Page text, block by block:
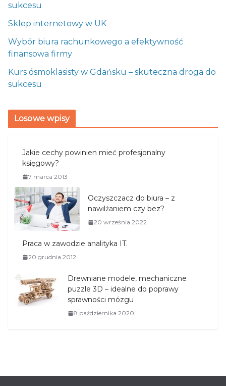
sukcesu
Sklep internetowy w UK
Wybór biura rachunkowego a efektywność
finansowa firmy
Kurs ósmoklasisty w Gdańsku – skuteczna droga do
sukcesu
Losowe wpisy
Jakie cechy powinien mieć profesjonalny
księgowy?
7 marca 2013
Oczyszczacz do biura – z
nawilżaniem czy bez?
20 września 2022
Praca w zawodzie analityka IT.
20 grudnia 2012
Drewniane modele, mechaniczne
puzzle 3D – idealne do poprawy
sprawności mózgu
8 października 2020